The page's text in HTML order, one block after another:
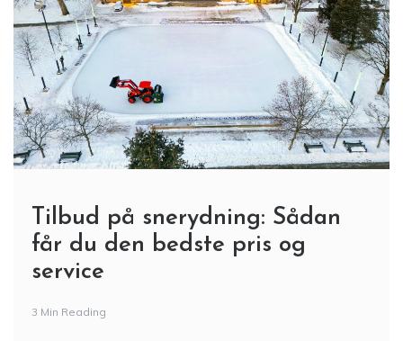
Tilbud på snerydning: Sådan
får du den bedste pris og
service
3 Min Reading